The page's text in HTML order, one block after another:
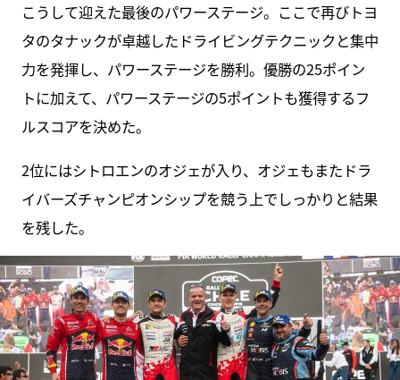
こうして迎えた最後のパワーステージ。ここで再びトヨ
タのタナックが卓越したドライビングテクニックと集中
力を発揮し、パワーステージを勝利。優勝の25ポイン
トに加えて、パワーステージの5ポイントも獲得するフ
ルスコアを決めた。
2位にはシトロエンのオジェが入り、オジェもまたドラ
イバーズチャンピオンシップを競う上でしっかりと結果
を残した。